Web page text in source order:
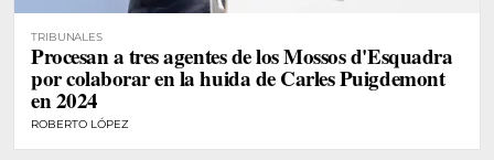
TRIBUNALES
Procesan a tres agentes de los Mossos d'Esquadra
por colaborar en la huida de Carles Puigdemont
en 2024
ROBERTO LÓPEZ